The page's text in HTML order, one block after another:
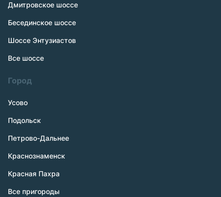
Дмитровское шоссе
Бесединское шоссе
Шоссе Энтузиастов
Все шоссе
Город
Усово
Подольск
Петрово-Дальнее
Краснознаменск
Красная Пахра
Все пригороды